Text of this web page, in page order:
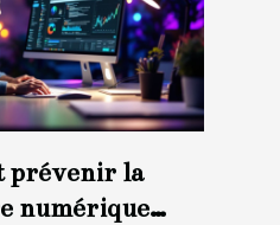
prévenir la
numérique